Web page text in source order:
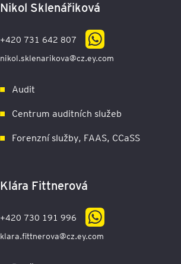
Nikol Sklenářiková
+420 731 642 807
nikol.sklenarikova@cz.ey.com
Audit
Centrum auditních služeb
Forenzní služby, FAAS, CCaSS
Klára Fittnerová
+420 730 191 996
klara.fittnerova@cz.ey.com